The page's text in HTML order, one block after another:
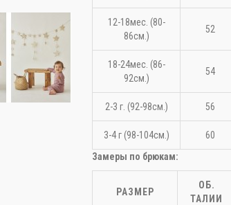
12-18мес. (80-
86см.)
52
18-24мес. (86-
92см.)
54
2-3 г. (92-98см.) 56
3-4 г (98-104см.) 60
Замеры по брюкам:
РАЗМЕР
ОБ.
ТАЛИИ